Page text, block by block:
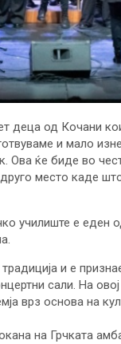
деца од Кочани
и мало
Ова ќе биде во
место каде
училиште е еден
и е
сали. На
врз основа на
на Грчката